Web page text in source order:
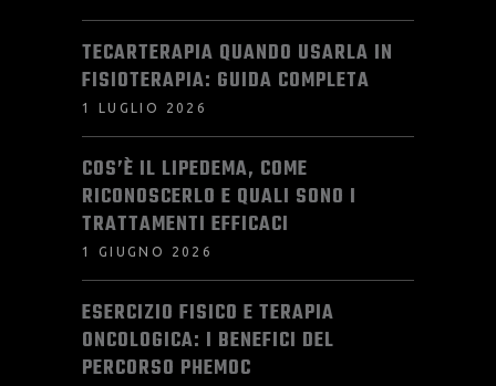
TECARTERAPIA QUANDO USARLA IN
FISIOTERAPIA: GUIDA COMPLETA
1 LUGLIO 2026
COS’È IL LIPEDEMA, COME
RICONOSCERLO E QUALI SONO I
TRATTAMENTI EFFICACI
1 GIUGNO 2026
ESERCIZIO FISICO E TERAPIA
ONCOLOGICA: I BENEFICI DEL
PERCORSO PHEMOC